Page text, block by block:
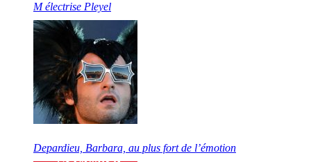
M électrise Pleyel
Depardieu, Barbara, au plus fort de l’émotion